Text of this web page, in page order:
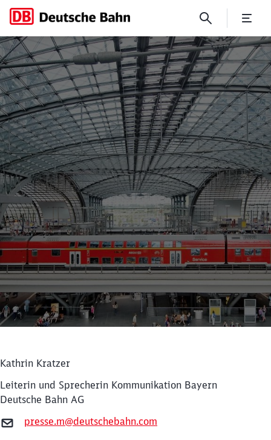
No Page Title
Kathrin Kratzer
Leiterin und Sprecherin Kommunikation Bayern
Deutsche Bahn AG
presse.m@deutschebahn.com